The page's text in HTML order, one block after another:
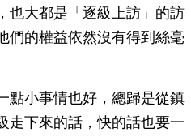
也大都是「逐級上訪」的訪
們的權益依然沒有得到絲毫
點小事情也好，總歸是從鎮
走下來的話，快的話也要一